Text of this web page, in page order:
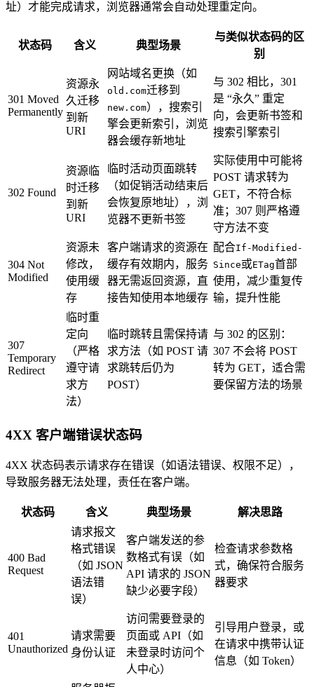
址）才能完成请求，浏览器通常会自动处理重定向。
状态码 含义 典型场景
与类似状态码的区
别
301 Moved
Permanently
资源永
久迁移
到新
URI
网站域名更换（如
old.com迁移到
new.com），搜索引
擎会更新索引，浏览
器会缓存新地址
与 302 相比，301
是 “永久” 重定
向，会更新书签和
搜索引擎索引
302 Found
资源临
时迁移
到新
URI
临时活动页面跳转
（如促销活动结束后
会恢复原地址），浏
览器不更新书签
实际使用中可能将
POST 请求转为
GET，不符合标
准；307 则严格遵
守方法不变
304 Not
Modified
资源未
修改，
使用缓
存
客户端请求的资源在
缓存有效期内，服务
器无需返回资源，直
接告知使用本地缓存
配合If-Modified-
Since或ETag首部
使用，减少重复传
输，提升性能
307
Temporary
Redirect
临时重
定向
（严格
遵守请
求方
法）
临时跳转且需保持请
求方法（如 POST 请
求跳转后仍为
POST）
与 302 的区别：
307 不会将 POST
转为 GET，适合需
要保留方法的场景
4XX 客户端错误状态码
4XX 状态码表示请求存在错误（如语法错误、权限不足），
导致服务器无法处理，责任在客户端。
状态码 含义 典型场景 解决思路
400 Bad
Request
请求报文
格式错误
（如 JSON
语法错
误）
客户端发送的参
数格式有误（如
API 请求的 JSON
缺少必要字段）
检查请求参数格
式，确保符合服务
器要求
401
Unauthorized
请求需要
身份认证
访问需要登录的
页面或 API（如
未登录时访问个
人中心）
引导用户登录，或
在请求中携带认证
信息（如 Token）